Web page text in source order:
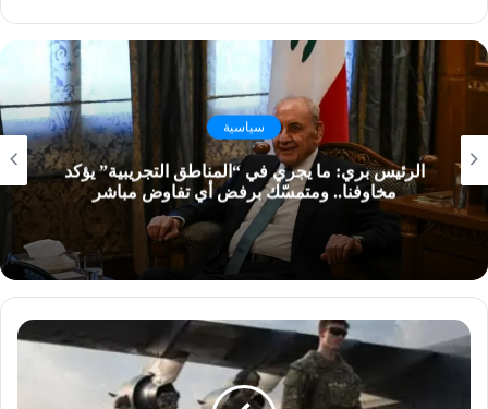
سياسية
الرئيس بري: ما يجري في “المناطق التجريبية” يؤكد
مخاوفنا.. ومتمسّك برفض أي تفاوض مباشر